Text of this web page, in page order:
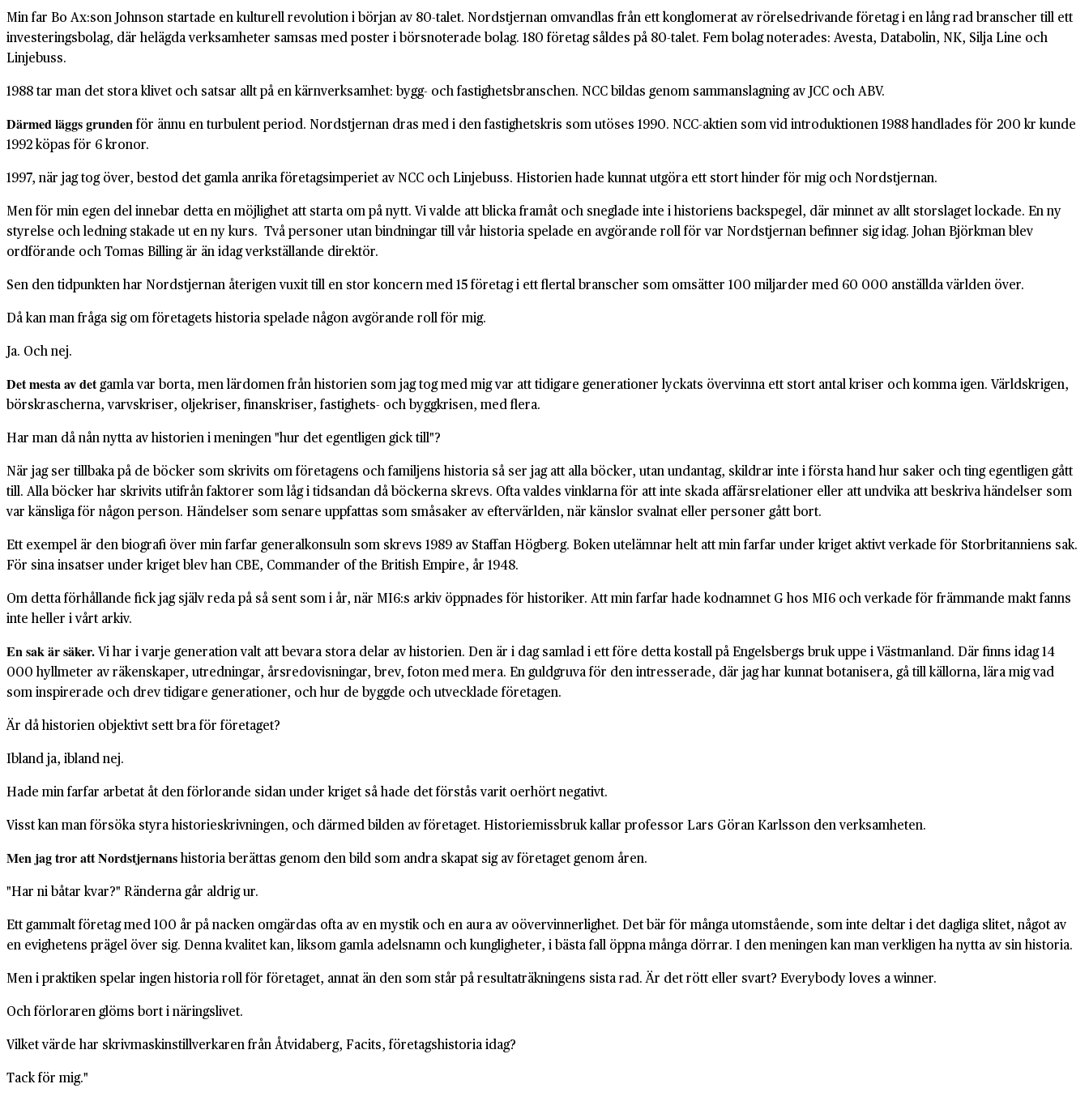
Min far Bo Ax:son Johnson startade en kulturell revolution i början av 80-talet. Nordstjernan omvandlas från ett konglomerat av rörelsedrivande företag i en lång rad branscher till ett
investeringsbolag, där helägda verksamheter samsas med poster i börsnoterade bolag. 180 företag såldes på 80-talet. Fem bolag noterades: Avesta, Databolin, NK, Silja Line och
Linjebuss.
1988 tar man det stora klivet och satsar allt på en kärnverksamhet: bygg- och fastighetsbranschen. NCC bildas genom sammanslagning av JCC och ABV.
Därmed läggs grunden för ännu en turbulent period. Nordstjernan dras med i den fastighetskris som utöses 1990. NCC-aktien som vid introduktionen 1988 handlades för 200 kr kunde
1992 köpas för 6 kronor.
1997, när jag tog över, bestod det gamla anrika företagsimperiet av NCC och Linjebuss. Historien hade kunnat utgöra ett stort hinder för mig och Nordstjernan.
Men för min egen del innebar detta en möjlighet att starta om på nytt. Vi valde att blicka framåt och sneglade inte i historiens backspegel, där minnet av allt storslaget lockade. En ny
styrelse och ledning stakade ut en ny kurs. Två personer utan bindningar till vår historia spelade en avgörande roll för var Nordstjernan befinner sig idag. Johan Björkman blev
ordförande och Tomas Billing är än idag verkställande direktör.
Sen den tidpunkten har Nordstjernan återigen vuxit till en stor koncern med 15 företag i ett flertal branscher som omsätter 100 miljarder med 60 000 anställda världen över.
Då kan man fråga sig om företagets historia spelade någon avgörande roll för mig.
Ja. Och nej.
Det mesta av detgamla var borta, men lärdomen från historien som jag tog med mig var att tidigare generationer lyckats övervinna ett stort antal kriser och komma igen. Världskrigen,
börskrascherna, varvskriser, oljekriser, finanskriser, fastighets- och byggkrisen, med flera.
Har man då nån nytta av historien i meningen "hur det egentligen gick till"?
När jag ser tillbaka på de böcker som skrivits om företagens och familjens historia så ser jag att alla böcker, utan undantag, skildrar inte i första hand hur saker och ting egentligen gått
till. Alla böcker har skrivits utifrån faktorer som låg i tidsandan då böckerna skrevs. Ofta valdes vinklarna för att inte skada affärsrelationer eller att undvika att beskriva händelser som
var känsliga för någon person. Händelser som senare uppfattas som småsaker av eftervärlden, när känslor svalnat eller personer gått bort.
Ett exempel är den biografi över min farfar generalkonsuln som skrevs 1989 av Staffan Högberg. Boken utelämnar helt att min farfar under kriget aktivt verkade för Storbritanniens sak.
För sina insatser under kriget blev han CBE, Commander of the British Empire, år 1948.
Om detta förhållande fick jag själv reda på så sent som i år, när MI6:s arkiv öppnades för historiker. Att min farfar hade kodnamnet G hos MI6 och verkade för främmande makt fanns
inte heller i vårt arkiv.
En sak är säker.Vi har i varje generation valt att bevara stora delar av historien. Den är i dag samlad i ett före detta kostall på Engelsbergs bruk uppe i Västmanland. Där finns idag 14
000 hyllmeter av räkenskaper, utredningar, årsredovisningar, brev, foton med mera. En guldgruva för den intresserade, där jag har kunnat botanisera, gå till källorna, lära mig vad
som inspirerade och drev tidigare generationer, och hur de byggde och utvecklade företagen.
Är då historien objektivt sett bra för företaget?
Ibland ja, ibland nej.
Hade min farfar arbetat åt den förlorande sidan under kriget så hade det förstås varit oerhört negativt.
Visst kan man försöka styra historieskrivningen, och därmed bilden av företaget. Historiemissbruk kallar professor Lars Göran Karlsson den verksamheten.
Men jag tror att Nordstjernanshistoria berättas genom den bild som andra skapat sig av företaget genom åren.
"Har ni båtar kvar?" Ränderna går aldrig ur.
Ett gammalt företag med 100 år på nacken omgärdas ofta av en mystik och en aura av oövervinnerlighet. Det bär för många utomstående, som inte deltar i det dagliga slitet, något av
en evighetens prägel över sig. Denna kvalitet kan, liksom gamla adelsnamn och kungligheter, i bästa fall öppna många dörrar. I den meningen kan man verkligen ha nytta av sin historia.
Men i praktiken spelar ingen historia roll för företaget, annat än den som står på resultaträkningens sista rad. Är det rött eller svart? Everybody loves a winner.
Och förloraren glöms bort i näringslivet.
Vilket värde har skrivmaskinstillverkaren från Åtvidaberg, Facits, företagshistoria idag?
Tack för mig."